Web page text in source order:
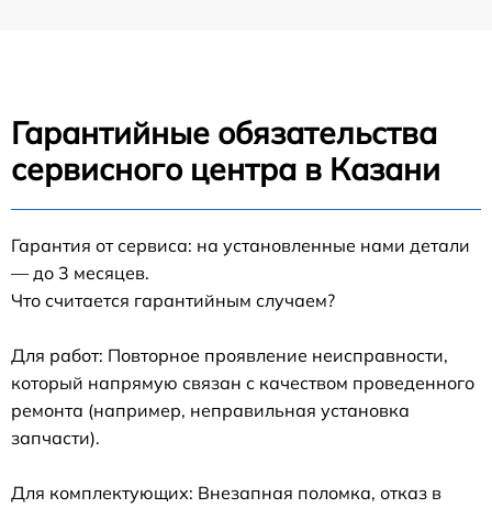
Гарантийные обязательства
сервисного центра в Казани
Гарантия от сервиса: на установленные нами детали
— до 3 месяцев.
Что считается гарантийным случаем?
Для работ: Повторное проявление неисправности,
который напрямую связан с качеством проведенного
ремонта (например, неправильная установка
запчасти).
Для комплектующих: Внезапная поломка, отказ в